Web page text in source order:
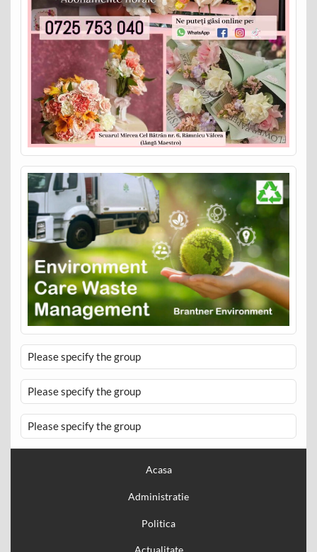
Please specify the group
Please specify the group
Please specify the group
Acasa
Administratie
Politica